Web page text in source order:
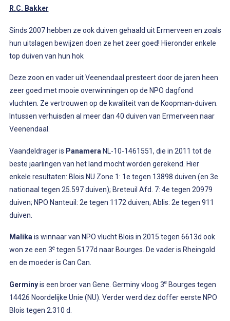
R.C. Bakker
Sinds 2007 hebben ze ook duiven gehaald uit Ermerveen en zoals
hun uitslagen bewijzen doen ze het zeer goed! Hieronder enkele
top duiven van hun hok
Deze zoon en vader uit Veenendaal presteert door de jaren heen
zeer goed met mooie overwinningen op de NPO dagfond
vluchten. Ze vertrouwen op de kwaliteit van de Koopman-duiven.
Intussen verhuisden al meer dan 40 duiven van Ermerveen naar
Veenendaal.
Vaandeldrager is Panamera NL-10-1461551, die in 2011 tot de
beste jaarlingen van het land mocht worden gerekend. Hier
enkele resultaten: Blois NU Zone 1: 1e tegen 13898 duiven (en 3e
nationaal tegen 25.597 duiven); Breteuil Afd. 7: 4e tegen 20979
duiven; NPO Nanteuil: 2e tegen 1172 duiven; Ablis: 2e tegen 911
duiven.
Malika is winnaar van NPO vlucht Blois in 2015 tegen 6613d ook
won ze een 3etegen 5177d naar Bourges. De vader is Rheingold
en de moeder is Can Can.
Germinyis een broer van Gene. Germiny vloog 3eBourges tegen
14426 Noordelijke Unie (NU). Verder werd dez doffer eerste NPO
Blois tegen 2.310 d.